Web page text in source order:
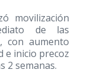
movilización
de las
con aumento
e inicio precoz
2 semanas.